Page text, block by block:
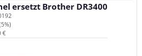
ersetzt Brother DR3400
€